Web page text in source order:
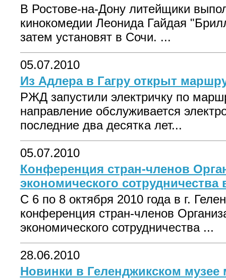
В Ростове-на-Дону литейщики
кинокомедии Леонида Гайдая
затем установят в Сочи. ...
05.07.2010
Из Адлера в Гагру открыт
РЖД запустили электричку по
направление обслуживается
последние два десятка лет...
05.07.2010
Конференция стран-членов
экономического сотрудничества
С 6 по 8 октября 2010 года в г.
конференция стран-членов
экономического сотрудничества ...
28.06.2010
Новинки в Геленджикском музее